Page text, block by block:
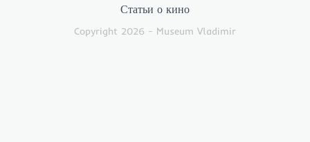
Статьи о кино
Copyright 2026 - Museum Vladimir